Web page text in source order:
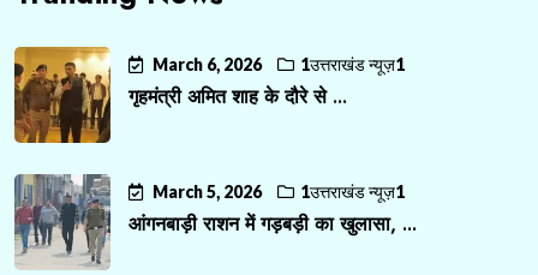
March 6, 2026 1उत्तराखंड न्यूज़1
गृहमंत्री अमित शाह के दौरे से ...
March 5, 2026 1उत्तराखंड न्यूज़1
आंगनबाड़ी राशन में गड़बड़ी का खुलासा, ...